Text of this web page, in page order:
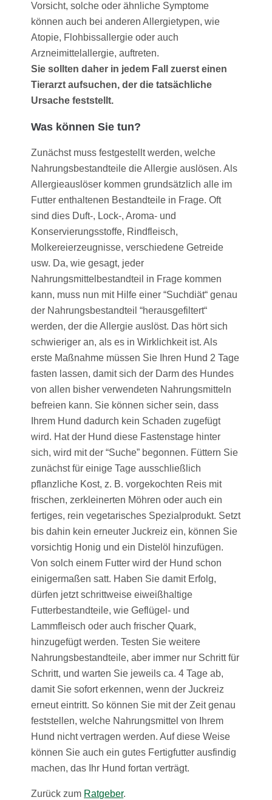
Vorsicht, solche oder ähnliche Symptome
können auch bei anderen Allergietypen, wie
Atopie, Flohbissallergie oder auch
Arzneimittelallergie, auftreten.
Sie sollten daher in jedem Fall zuerst einen
Tierarzt aufsuchen, der die tatsächliche
Ursache feststellt.
Was können Sie tun?
Zunächst muss festgestellt werden, welche
Nahrungsbestandteile die Allergie auslösen. Als
Allergieauslöser kommen grundsätzlich alle im
Futter enthaltenen Bestandteile in Frage. Oft
sind dies Duft-, Lock-, Aroma- und
Konservierungsstoffe, Rindfleisch,
Molkereierzeugnisse, verschiedene Getreide
usw. Da, wie gesagt, jeder
Nahrungsmittelbestandteil in Frage kommen
kann, muss nun mit Hilfe einer “Suchdiät“ genau
der Nahrungsbestandteil “herausgefiltert“
werden, der die Allergie auslöst. Das hört sich
schwieriger an, als es in Wirklichkeit ist. Als
erste Maßnahme müssen Sie Ihren Hund 2 Tage
fasten lassen, damit sich der Darm des Hundes
von allen bisher verwendeten Nahrungsmitteln
befreien kann. Sie können sicher sein, dass
Ihrem Hund dadurch kein Schaden zugefügt
wird. Hat der Hund diese Fastenstage hinter
sich, wird mit der “Suche” begonnen. Füttern Sie
zunächst für einige Tage ausschließlich
pflanzliche Kost, z. B. vorgekochten Reis mit
frischen, zerkleinerten Möhren oder auch ein
fertiges, rein vegetarisches Spezialprodukt. Setzt
bis dahin kein erneuter Juckreiz ein, können Sie
vorsichtig Honig und ein Distelöl hinzufügen.
Von solch einem Futter wird der Hund schon
einigermaßen satt. Haben Sie damit Erfolg,
dürfen jetzt schrittweise eiweißhaltige
Futterbestandteile, wie Geflügel- und
Lammfleisch oder auch frischer Quark,
hinzugefügt werden. Testen Sie weitere
Nahrungsbestandteile, aber immer nur Schritt für
Schritt, und warten Sie jeweils ca. 4 Tage ab,
damit Sie sofort erkennen, wenn der Juckreiz
erneut eintritt. So können Sie mit der Zeit genau
feststellen, welche Nahrungsmittel von Ihrem
Hund nicht vertragen werden. Auf diese Weise
können Sie auch ein gutes Fertigfutter ausfindig
machen, das Ihr Hund fortan verträgt.
Zurück zum Ratgeber.